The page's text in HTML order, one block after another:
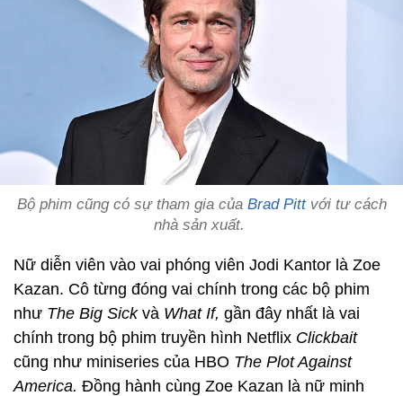
Bộ phim cũng có sự tham gia của Brad Pitt với tư cách
nhà sản xuất.
Nữ diễn viên vào vai phóng viên Jodi Kantor là Zoe
Kazan. Cô từng đóng vai chính trong các bộ phim
như The Big Sick và What If, gần đây nhất là vai
chính trong bộ phim truyền hình Netflix Clickbait
cũng như miniseries của HBO The Plot Against
America. Đồng hành cùng Zoe Kazan là nữ minh